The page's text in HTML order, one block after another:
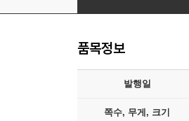
품목정보
발행일
쪽수, 무게, 크기